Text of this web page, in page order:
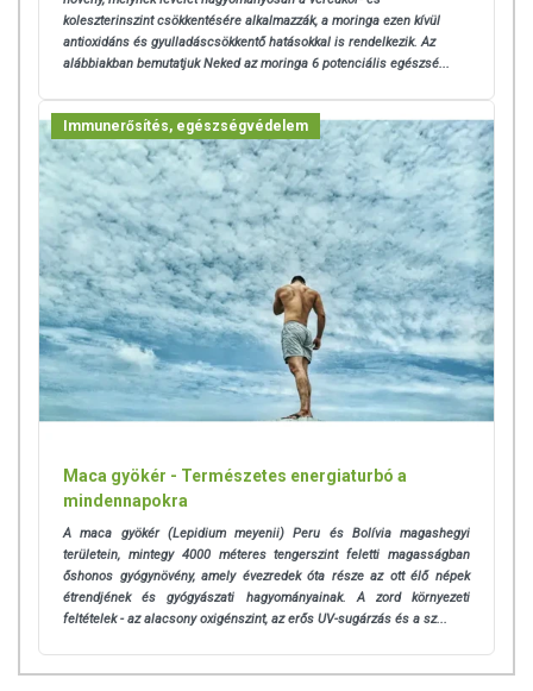
koleszterinszint csökkentésére alkalmazzák, a moringa ezen kívül
antioxidáns és gyulladáscsökkentő hatásokkal is rendelkezik. Az
alábbiakban bemutatjuk Neked az moringa 6 potenciális egészsé...
Immunerősítés, egészségvédelem
Maca gyökér - Természetes energiaturbó a
mindennapokra
A maca gyökér (Lepidium meyenii) Peru és Bolívia magashegyi
területein, mintegy 4000 méteres tengerszint feletti magasságban
őshonos gyógynövény, amely évezredek óta része az ott élő népek
étrendjének és gyógyászati hagyományainak. A zord környezeti
feltételek - az alacsony oxigénszint, az erős UV-sugárzás és a sz...